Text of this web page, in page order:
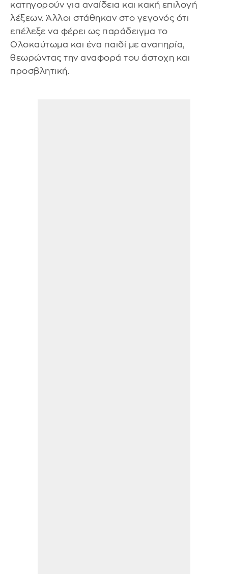
κατηγορούν για αναίδεια και κακή επιλογή
λέξεων. Άλλοι στάθηκαν στο γεγονός ότι
επέλεξε να φέρει ως παράδειγμα το
Ολοκαύτωμα και ένα παιδί με αναπηρία,
θεωρώντας την αναφορά του άστοχη και
προσβλητική.